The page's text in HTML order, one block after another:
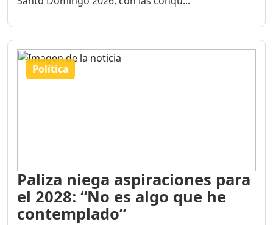
Política
Paliza niega aspiraciones para
el 2028: “No es algo que he
contemplado”